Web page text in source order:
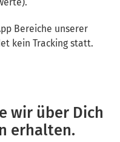
Bereiche unserer
kein Tracking statt.
wir über Dich
erhalten.